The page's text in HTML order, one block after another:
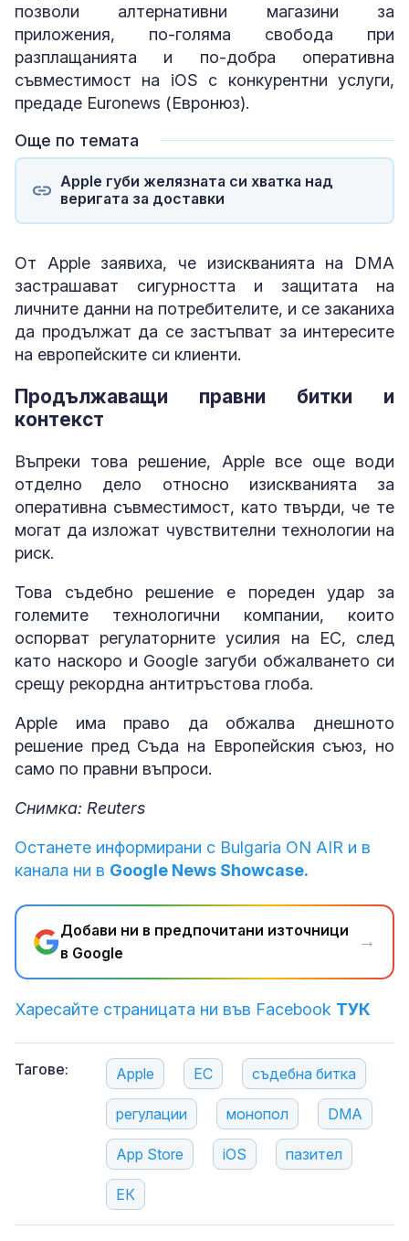
позволи алтернативни магазини за
приложения, по-голяма свобода при
разплащанията и по-добра оперативна
съвместимост на iOS с конкурентни услуги,
предаде Euronews (Евронюз).
Още по темата
Apple губи желязната си хватка над
веригата за доставки
От Apple заявиха, че изискванията на DMA
застрашават сигурността и защитата на
личните данни на потребителите, и се заканиха
да продължат да се застъпват за интересите
на европейските си клиенти.
Продължаващи правни битки и
контекст
Въпреки това решение, Apple все още води
отделно дело относно изискванията за
оперативна съвместимост, като твърди, че те
могат да изложат чувствителни технологии на
риск.
Това съдебно решение е пореден удар за
големите технологични компании, които
оспорват регулаторните усилия на ЕС, след
като наскоро и Google загуби обжалването си
срещу рекордна антитръстова глоба.
Apple има право да обжалва днешното
решение пред Съда на Европейския съюз, но
само по правни въпроси.
Снимка: Reuters
Останете информирани с Bulgaria ON AIR и в
канала ни в Google News Showcase.
Добави ни в предпочитани източници
в Google
→
Харесайте страницата ни във Facebook ТУК
Тагове: Apple ЕС съдебна битка
регулации монопол DMA
App Store iOS пазител
ЕК